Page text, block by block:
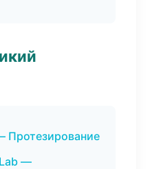
Протезирование
—